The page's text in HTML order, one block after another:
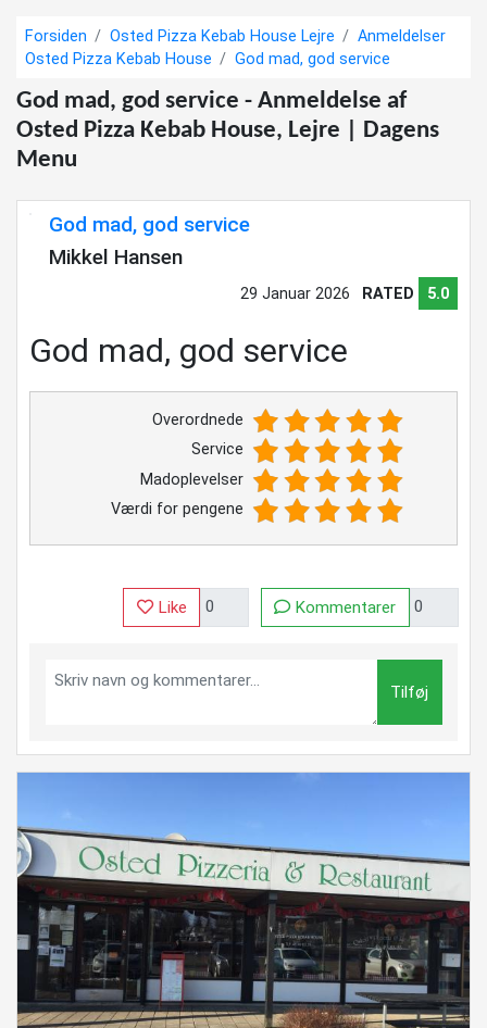
Forsiden Osted Pizza Kebab House Lejre
Anmeldelser
Osted Pizza Kebab House
God mad, god service
God mad, god service - Anmeldelse af
Osted Pizza Kebab House, Lejre | Dagens
Menu
God mad, god service
Mikkel Hansen
29 Januar 2026 RATED 5.0
God mad, god service
Overordnede
Service
Madoplevelser
Værdi for pengene
Like Kommentarer
Tilføj